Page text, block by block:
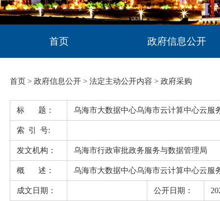
首页 政府信息公开
首页 > 政府信息公开 > 法定主动公开内容 > 政府采购
标 题： 乌海市大数据中心乌海市云计算中心云服
索 引 号:
发文机构： 乌海市行政审批政务服务与数据管理局
概 述： 乌海市大数据中心乌海市云计算中心云服
成文日期： 公开日期：